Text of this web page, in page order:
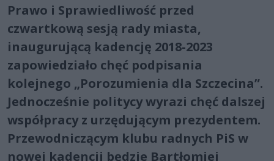
Prawo i Sprawiedliwość przed
czwartkową sesją rady miasta,
inaugurującą kadencję 2018-2023
zapowiedziało chęć podpisania
kolejnego „Porozumienia dla Szczecina”.
Jednocześnie politycy wyrazi chęć dalszej
współpracy z urzędującym prezydentem.
Przewodniczącym klubu radnych PiS w
nowej kadencji będzie Bartłomiej